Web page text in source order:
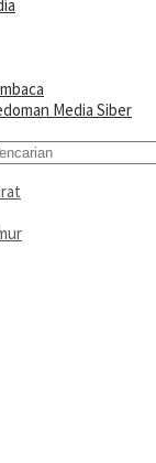
Media Siber